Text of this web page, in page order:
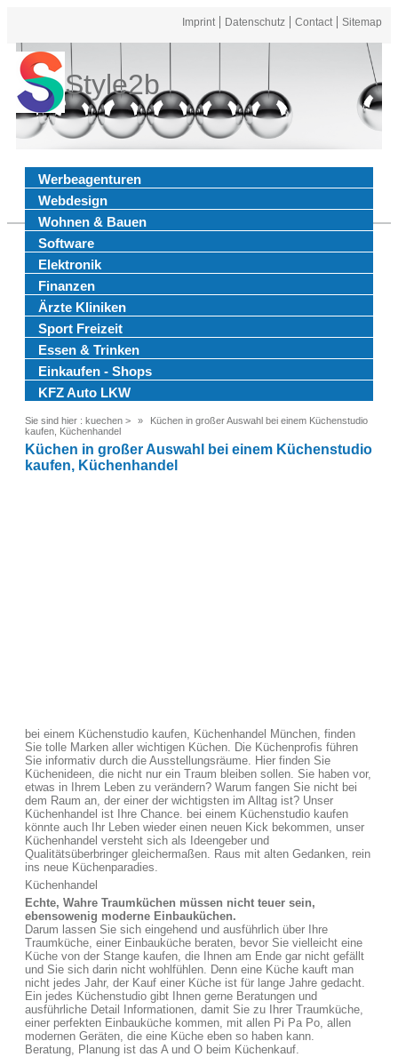
Imprint Datenschutz Contact Sitemap
Style2b
Werbeagenturen
Webdesign
Wohnen & Bauen
Software
Elektronik
Finanzen
Ärzte Kliniken
Sport Freizeit
Essen & Trinken
Einkaufen - Shops
KFZ Auto LKW
Sie sind hier : kuechen >
Küchen in großer Auswahl bei einem Küchenstudio
kaufen, Küchenhandel
Küchen in großer Auswahl bei einem Küchenstudio
kaufen, Küchenhandel
bei einem Küchenstudio kaufen, Küchenhandel München, finden
Sie tolle Marken aller wichtigen Küchen. Die Küchenprofis führen
Sie informativ durch die Ausstellungsräume. Hier finden Sie
Küchenideen, die nicht nur ein Traum bleiben sollen. Sie haben vor,
etwas in Ihrem Leben zu verändern? Warum fangen Sie nicht bei
dem Raum an, der einer der wichtigsten im Alltag ist? Unser
Küchenhandel ist Ihre Chance. bei einem Küchenstudio kaufen
könnte auch Ihr Leben wieder einen neuen Kick bekommen, unser
Küchenhandel versteht sich als Ideengeber und
Qualitätsüberbringer gleichermaßen. Raus mit alten Gedanken, rein
ins neue Küchenparadies.
Küchenhandel
Echte, Wahre Traumküchen müssen nicht teuer sein,
ebensowenig moderne Einbauküchen.
Darum lassen Sie sich eingehend und ausführlich über Ihre
Traumküche, einer Einbauküche beraten, bevor Sie vielleicht eine
Küche von der Stange kaufen, die Ihnen am Ende gar nicht gefällt
und Sie sich darin nicht wohlfühlen. Denn eine Küche kauft man
nicht jedes Jahr, der Kauf einer Küche ist für lange Jahre gedacht.
Ein jedes Küchenstudio gibt Ihnen gerne Beratungen und
ausführliche Detail Informationen, damit Sie zu Ihrer Traumküche,
einer perfekten Einbauküche kommen, mit allen Pi Pa Po, allen
modernen Geräten, die eine Küche eben so haben kann.
Beratung, Planung ist das A und O beim Küchenkauf.